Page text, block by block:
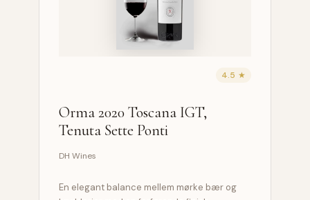
4.5 ★
Orma 2020 Toscana IGT,
Tenuta Sette Ponti
DH Wines
En elegant balance mellem mørke bær og